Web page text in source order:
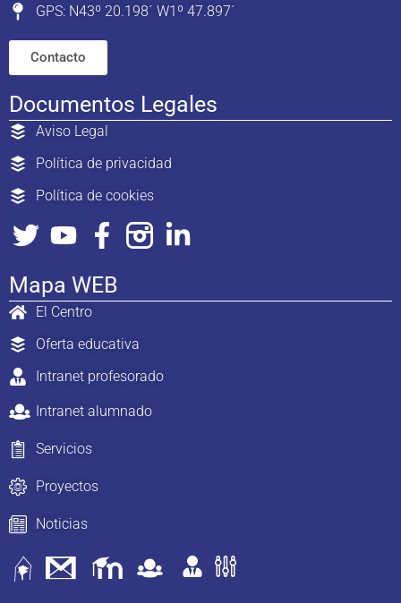
GPS: N43º 20.198´ W1º 47.897´
Contacto
Documentos Legales
Aviso Legal
Política de privacidad
Política de cookies
Mapa WEB
El Centro
Oferta educativa
Intranet profesorado
Intranet alumnado
Servicios
Proyectos
Noticias